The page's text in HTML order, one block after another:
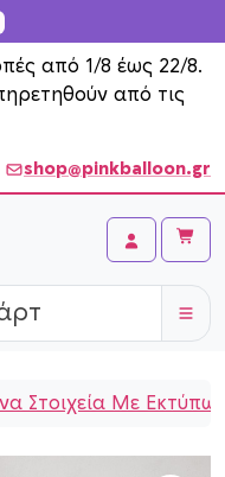
από 1/8 έως 22/8.
από τις
shop@pinkballoon.gr
Account
Cart
Στοιχεία Με